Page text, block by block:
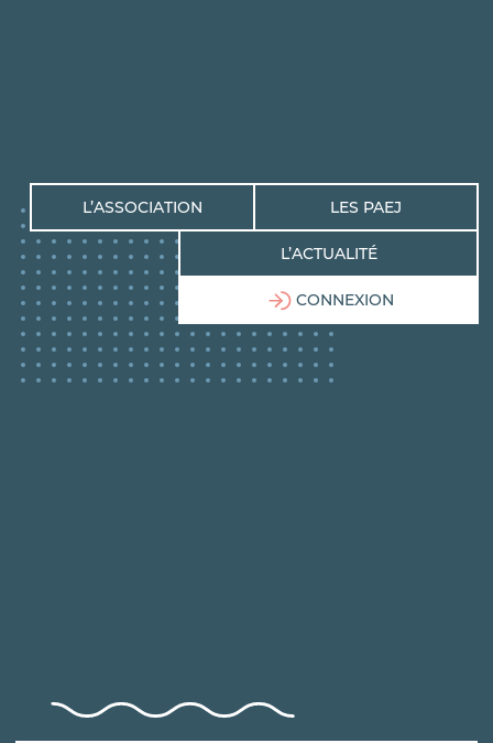
L’ASSOCIATION LES PAEJ
L’ACTUALITÉ
CONNEXION